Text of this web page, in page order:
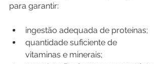
para garantir:
ingestão adequada de proteínas;
quantidade suficiente de
vitaminas e minerais;